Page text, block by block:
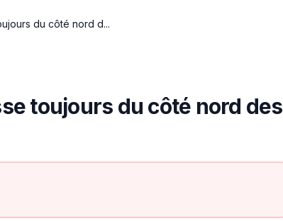
du côté nord d...
toujours du côté nord des